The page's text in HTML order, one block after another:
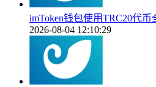
imToken钱包使用TRC20代
2026-08-04 12:10:29